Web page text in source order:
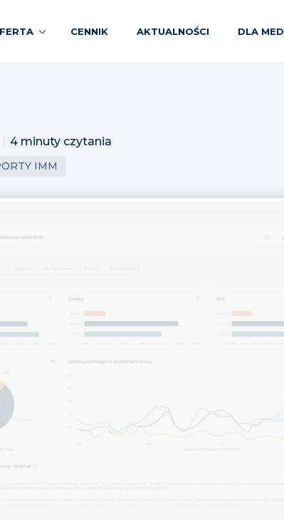
CENNIK AKTUALNOŚCI DLA
4 minuty czytania
IMM